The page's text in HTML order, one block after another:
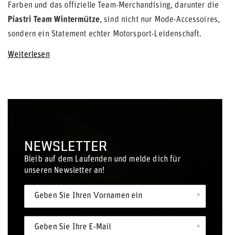
Farben und das offizielle Team-Merchandising, darunter die
Piastri Team Wintermütze, sind nicht nur Mode-Accessoires,
sondern ein Statement echter Motorsport-Leidenschaft.
Weiterlesen
NEWSLETTER
Bleib auf dem Laufenden und melde dich für
unseren Newsletter an!
Geben Sie Ihren Vornamen ein
Geben Sie Ihre E-Mail